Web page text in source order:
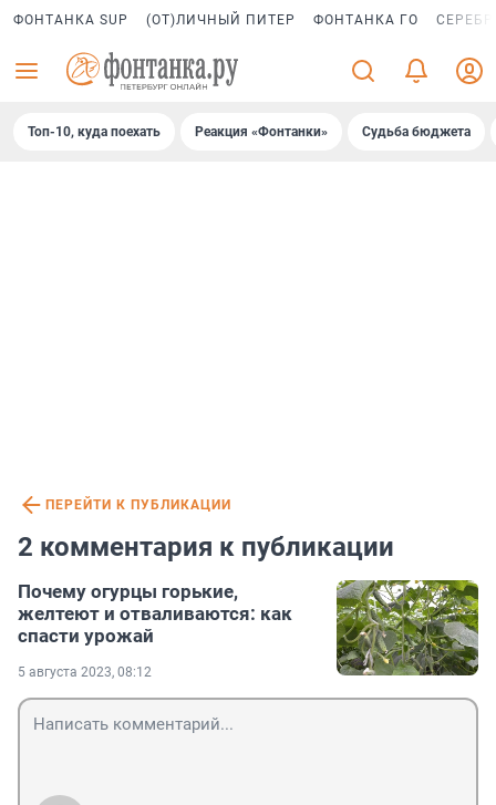
ФОНТАНКА SUP (ОТ)ЛИЧНЫЙ ПИТЕР ФОНТАНКА ГО
Топ-10, куда поехать Реакция «Фонтанки» Судьба бюджета
ПЕРЕЙТИ К ПУБЛИКАЦИИ
2 комментария к публикации
Почему огурцы горькие,
желтеют и отваливаются: как
спасти урожай
5 августа 2023, 08:12